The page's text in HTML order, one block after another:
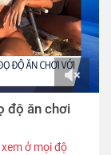
độ ăn chơi
ở mọi độ